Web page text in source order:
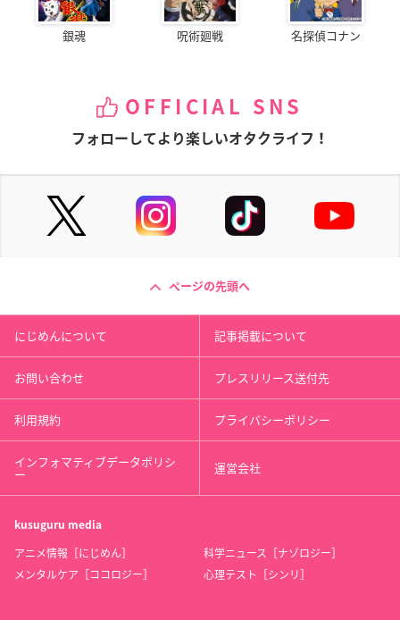
銀魂 呪術廻戦 名探偵コナン
OFFICIAL SNS
フォローしてより楽しいオタクライフ！
ページの先頭へ
にじめんについて 記事掲載について
お問い合わせ プレスリリース送付先
利用規約 プライバシーポリシー
インフォマティブデータポリシ
ー 運営会社
kusuguru media
アニメ情報［にじめん］
科学ニュース［ナゾロジー］
メンタルケア［ココロジー］
心理テスト［シンリ］